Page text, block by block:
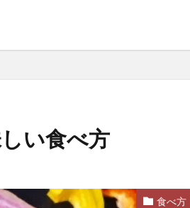
い食べ方
食べ方